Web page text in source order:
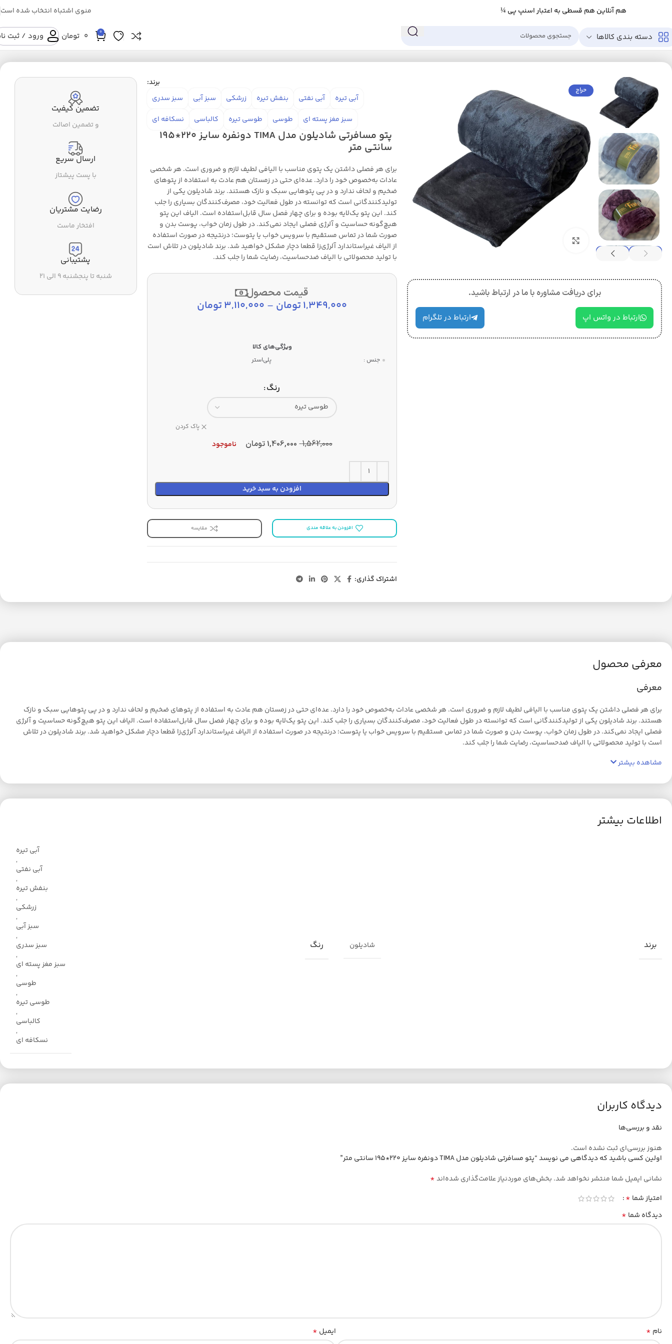
هم آنلاین هم قسطی به اعتبار اسنپ پی ¼ منوی اشتباه انتخاب شده است
دسته بندی کالاها 0
0 تومان ورود / ثبت
حراج
برای دریافت مشاوره با ما در ارتباط باشید.
ارتباط در واتس اپ ارتباط در تلگرام
برند:
آبی تیره
آبی نفتی بنفش تیره زرشکی سبز آبی
سبز سدری
سبز مغز پسته ای
طوسی طوسی تیره کالباسی نسکافه ای
پتو مسافرتی شادیلون مدل TIMA دونفره سایز 220*195
سانتی متر
برای هر فصلی داشتن یک پتوی مناسب با الیافی لطیف لازم و ضروری است. هر شخصی
عادات به‌خصوص خود را دارد. عده‌ای حتی در زمستان هم عادت به استفاده از پتوهای
ضخیم و لحاف ندارد و در پی پتوهایی سبک و نازک هستند. برند شادیلون یکی از
تولیدکنندگانی است که توانسته در طول فعالیت خود، مصرف‌کنندگان بسیاری را جلب
کند. این پتو یک‌لایه بوده و برای چهار فصل سال قابل‌استفاده است. الیاف این پتو
هیچ‌گونه حساسیت و آلرژی فصلی ایجاد نمی‌کند. در طول زمان خواب، پوست بدن و
صورت شما در تماس مستقیم با سرویس خواب یا پتوست؛ درنتیجه در صورت استفاده
از الیاف غیراستاندارد آلرژی‌زا قطعا دچار مشکل خواهید شد. برند شادیلون در تلاش است
با تولید محصولاتی با الیاف ضدحساسیت، رضایت شما را جلب کند.
قیمت محصول
1,349,000تومان –
3,110,000تومان
جنس : پلی‌استر
رنگ
پاک کردن
1,562,000
1,406,000تومان ناموجود
افزودن به سبد خرید
افزودن به علاقه مندی مقایسه
اشتراک گذاری:
تضمین کیفیت
و تضمین اصالت
ارسال سریع
با پست پیشتاز
رضایت مشتریان
افتخار ماست
پشتیبانی
شنبه تا پنجشنبه ۹ الی ۲۱
معرفی محصول
معرفی
برای هر فصلی داشتن یک پتوی مناسب با الیافی لطیف لازم و ضروری است. هر شخصی عادات به‌خصوص خود را دارد. عده‌ای حتی در زمستان هم عادت به استفاده از پتوهای ضخیم و لحاف ندارد و در پی پتوهایی سبک و نازک
هستند. برند شادیلون یکی از تولیدکنندگانی است که توانسته در طول فعالیت خود، مصرف‌کنندگان بسیاری را جلب کند. این پتو یک‌لایه بوده و برای چهار فصل سال قابل‌استفاده است. الیاف این پتو هیچ‌گونه حساسیت و آلرژی
فصلی ایجاد نمی‌کند. در طول زمان خواب، پوست بدن و صورت شما در تماس مستقیم با سرویس خواب یا پتوست؛ درنتیجه در صورت استفاده از الیاف غیراستاندارد آلرژی‌زا قطعا دچار مشکل خواهید شد. برند شادیلون در تلاش
است با تولید محصولاتی با الیاف ضدحساسیت، رضایت شما را جلب کند.
مشاهده بیشتر
اطلاعات بیشتر
برند شادیلون رنگ
آبی تیره
,
آبی نفتی
,
بنفش تیره
,
زرشکی
,
سبز آبی
,
سبز سدری
,
سبز مغز پسته ای
,
طوسی
,
طوسی تیره
,
کالباسی
,
نسکافه ای
دیدگاه کاربران
نقد و بررسی‌ها
هنوز بررسی‌ای ثبت نشده است.
اولین کسی باشید که دیدگاهی می نویسد “پتو مسافرتی شادیلون مدل TIMA دونفره سایز 220*195 سانتی متر”
نشانی ایمیل شما منتشر نخواهد شد. بخش‌های موردنیاز علامت‌گذاری شده‌اند*
امتیاز شما *
دیدگاه شما *
نام * ایمیل *